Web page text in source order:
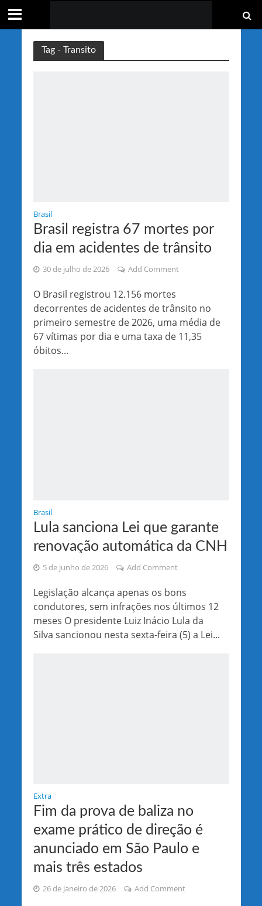
Tag - Transito
Brasil
Brasil registra 67 mortes por
dia em acidentes de trânsito
30 de julho de 2026 Add Comment
O Brasil registrou 12.156 mortes
decorrentes de acidentes de trânsito no
primeiro semestre de 2026, uma média de
67 vítimas por dia e uma taxa de 11,35
óbitos...
Brasil
Lula sanciona Lei que garante
renovação automática da CNH
5 de junho de 2026 Add Comment
Legislação alcança apenas os bons
condutores, sem infrações nos últimos 12
meses O presidente Luiz Inácio Lula da
Silva sancionou nesta sexta-feira (5) a Lei...
Extra
Fim da prova de baliza no
exame prático de direção é
anunciado em São Paulo e
mais três estados
26 de janeiro de 2026 Add Comment